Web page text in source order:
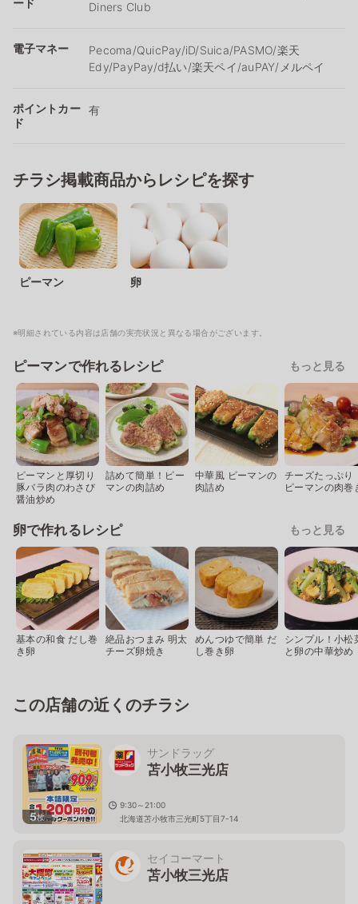
ード
Diners Club
電子マネー
Pecoma/QuicPay/iD/Suica/PASMO/楽天
Edy/PayPay/d払い/楽天ペイ/auPAY/メルペイ
ポイントカー
ド
有
チラシ掲載商品からレシピを探す
ピーマン 卵
※明細されている内容は店舗の実売状況と異なる場合がございます。
ピーマンで作れるレシピ もっと見る
ピーマンと厚切り
豚バラ肉のわさび
醤油炒め
詰めて簡単！ピー
マンの肉詰め
中華風 ピーマンの
肉詰め
チーズたっぷり
ピーマンの肉巻
卵で作れるレシピ もっと見る
基本の和食 だし巻
き卵
絶品おつまみ 明太
チーズ卵焼き
めんつゆで簡単 だ
し巻き卵
シンプル！小松
と卵の中華炒め
この店舗の近くのチラシ
5枚
サンドラッグ
苫小牧三光店
9:30～21:00
北海道苫小牧市三光町5丁目7-14
セイコーマート
苫小牧三光店